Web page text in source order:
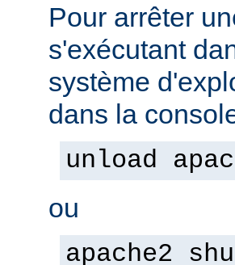
Pour arrêter
s'exécutant
système
dans la
unload
ou
apache2